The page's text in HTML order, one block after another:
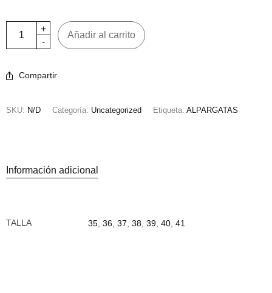
Añadir al carrito
Compartir
SKU: N/D Categoría: Uncategorized Etiqueta: ALPARGATAS
Información adicional
TALLA 35, 36, 37, 38, 39, 40, 41